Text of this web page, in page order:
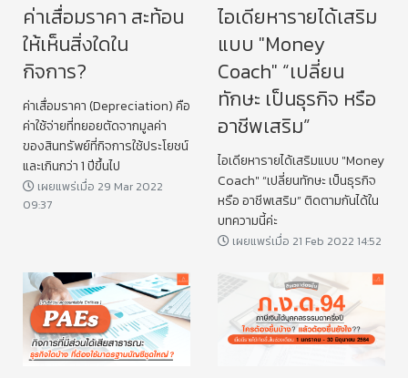
ค่าเสื่อมราคา สะท้อน
ให้เห็นสิ่งใดใน
กิจการ?
ค่าเสื่อมราคา (Depreciation) คือ
ค่าใช้จ่ายที่ทยอยตัดจากมูลค่า
ของสินทรัพย์ที่กิจการใช้ประโยชน์
และเกินกว่า 1 ปีขึ้นไป
เผยแพร่เมื่อ 29 Mar 2022
09:37
ไอเดียหารายได้เสริม
แบบ "Money
Coach" “เปลี่ยน
ทักษะ เป็นธุรกิจ หรือ
อาชีพเสริม”
ไอเดียหารายได้เสริมแบบ "Money
Coach" “เปลี่ยนทักษะ เป็นธุรกิจ
หรือ อาชีพเสริม” ติดตามกันได้ใน
บทความนี้ค่ะ
เผยแพร่เมื่อ 21 Feb 2022 14:52